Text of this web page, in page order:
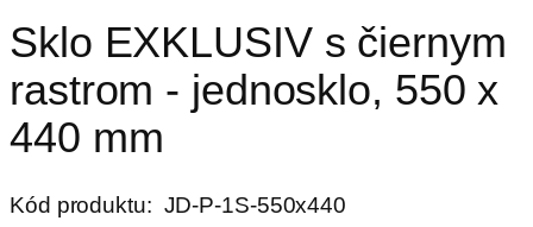
Sklo EXKLUSIV s čiernym
rastrom - jednosklo, 550 x
440 mm
Kód produktu: JD-P-1S-550x440